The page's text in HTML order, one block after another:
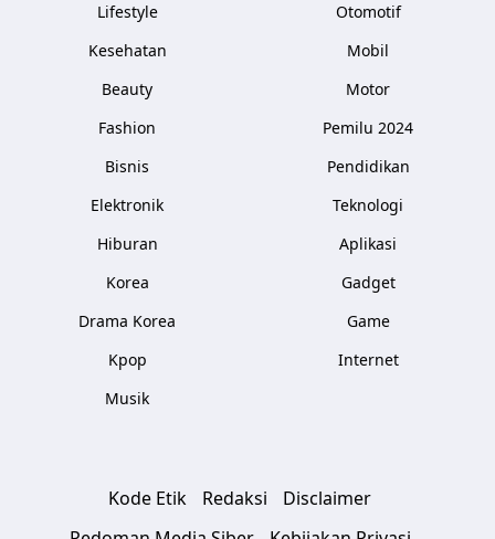
Lifestyle
Kesehatan
Beauty
Fashion
Bisnis
Elektronik
Hiburan
Korea
Drama Korea
Kpop
Musik
Otomotif
Mobil
Motor
Pemilu 2024
Pendidikan
Teknologi
Aplikasi
Gadget
Game
Internet
Kode Etik Redaksi
Disclaimer